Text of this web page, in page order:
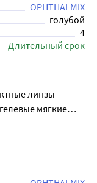
OPHTHALMIX
голубой
4
Длительный срок
линзы
мягкие
сроком замены
10 часов в